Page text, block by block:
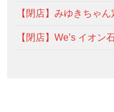
【閉店】みゆきちゃん
【閉店】We’s イオン